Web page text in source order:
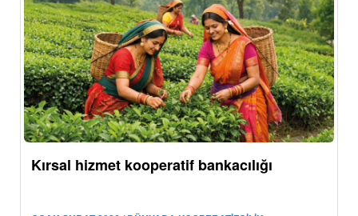
Kırsal hizmet kooperatif bankacılığı